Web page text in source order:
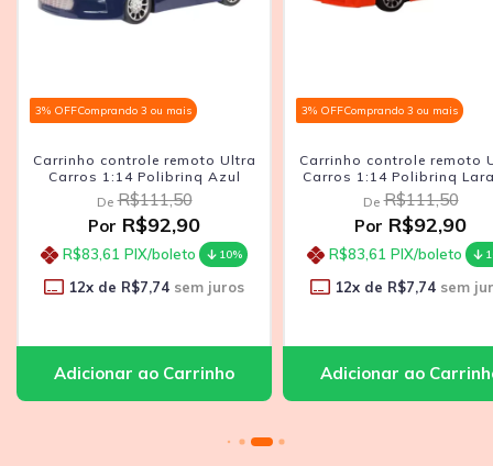
3% OFFComprando 3 ou mais
Carrinho controle remoto Ultra
Carros 1:14 Polibrinq Laranja
De R$111,50
Por R$92,90
R$83,61 PIX/boleto 10%
12x de R$7,74 sem juros
3% OFFComprando 3 ou mais
Carrinho Controle
Pickup Polibrinq 1:18
De R$218,90
PorR$180,41
R$162,37 PIX/boleto
12x de R$15,03 sem